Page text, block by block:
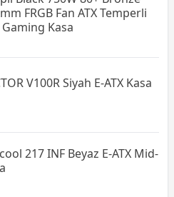
FRGB Fan ATX Temperli
Kasa
V100R Siyah E-ATX Kasa
217 INF Beyaz E-ATX Mid-